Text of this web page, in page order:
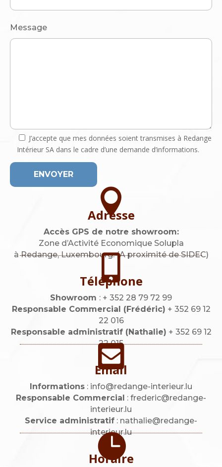
Message
J’accepte que mes données soient transmises à Redange
Intérieur SA dans le cadre d’une demande d’informations.

Adresse
Accès GPS de notre showroom:
Zone d’Activité Economique Solupla
à Redange, Luxembourg. (A proximité de SIDEC)

Téléphone
Showroom : + 352 28 79 72 99
Responsable Commercial (Frédéric) + 352 69 12
22 016
Responsable administratif (Nathalie) + 352 69 12
22 015

Email
Informations : info@redange-interieur.lu
Responsable Commercial : frederic@redange-
interieur.lu
Service administratif : nathalie@redange-
interieur.lu

Horaire